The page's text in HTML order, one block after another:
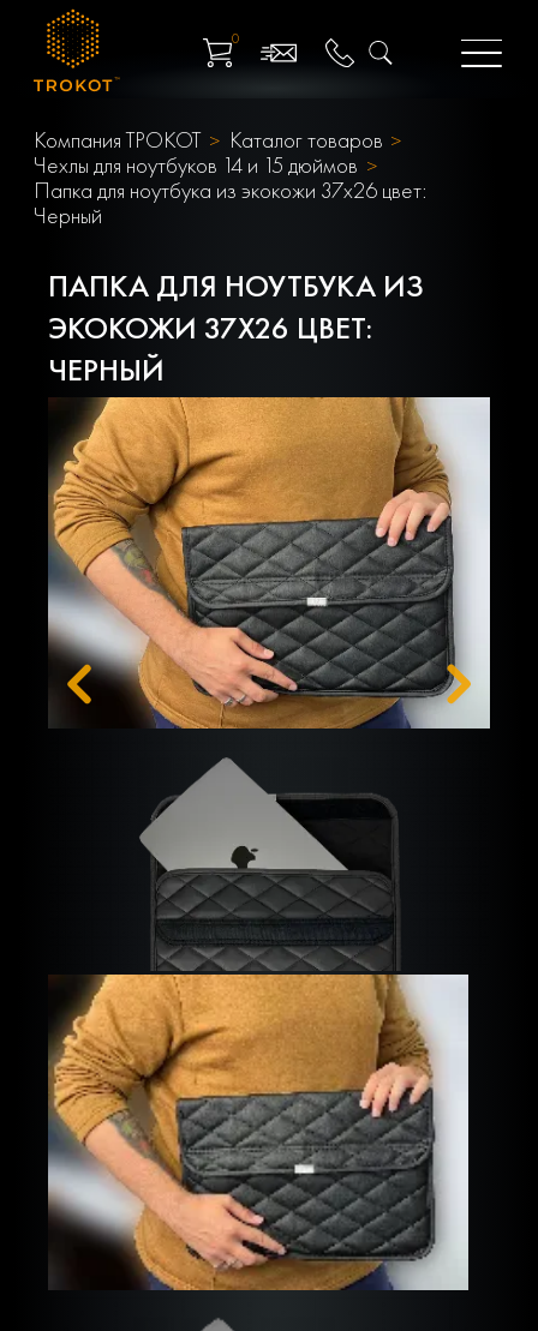
0
Компания ТРОКОТ
Каталог товаров
Чехлы для ноутбуков 14 и 15 дюймов
Папка для ноутбука из экокожи 37х26 цвет:
Черный
ПАПКА ДЛЯ НОУТБУКА ИЗ
ЭКОКОЖИ 37Х26 ЦВЕТ:
ЧЕРНЫЙ